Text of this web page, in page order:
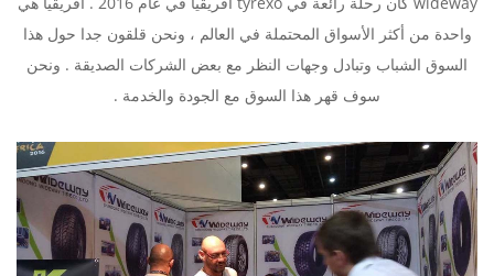
واحدة من أكثر الأسواق المحتملة في العالم ، ونحن قلقون جدا حول هذا
السوق الشباب وتبادل وجهات النظر مع بعض الشركات الصديقة . ونحن
سوف قهر هذا السوق مع الجودة والخدمة .